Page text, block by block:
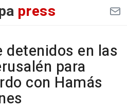
press
en las
para
con Hamás